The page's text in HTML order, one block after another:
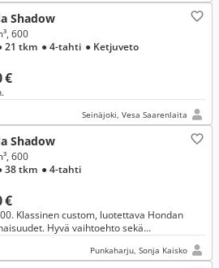
Shadow
€
600
21 tkm ● 4-tahti ● Ketjuveto
Seinäjoki, Vesa Saarenlaita
Shadow
€
600
38 tkm ● 4-tahti
Klassinen custom, luotettava Hondan
Hyvä vaihtoehto sekä
Punkaharju, Sonja Kaisko